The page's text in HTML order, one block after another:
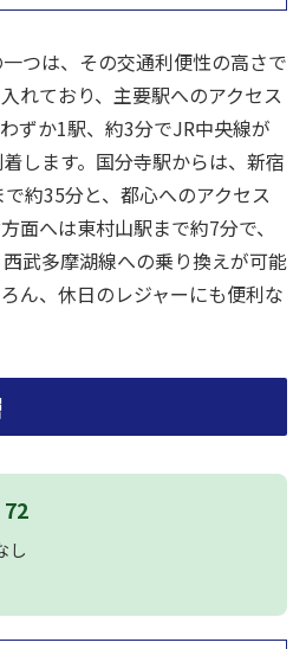
つは、その交通利便性の高さで
れており、主要駅へのアクセス
ずか1駅、約3分でJR中央線が
します。国分寺駅からは、新宿
約35分と、都心へのアクセス
面へは東村山駅まで約7分で、
武多摩湖線への乗り換えが可能
ん、休日のレジャーにも便利な
し